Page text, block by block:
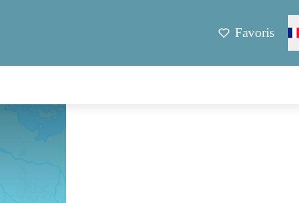
Favoris